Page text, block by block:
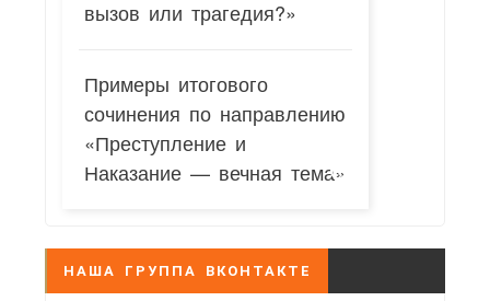
вызов или трагедия?»
Примеры итогового
сочинения по направлению
«Преступление и
Наказание — вечная тема»
НАША ГРУППА ВКОНТАКТЕ